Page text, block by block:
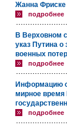
Жанна
подробнее
В Верховном
указ Путина о
военных
подробнее
Информацию
мирное время
подробнее